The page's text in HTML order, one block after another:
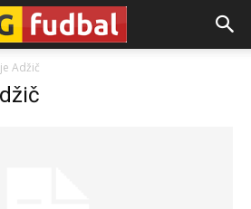
Adžič